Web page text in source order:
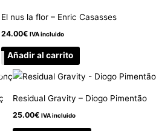
El nus la flor – Enric Casasses
24.00€ IVA incluido
Añadir al carrito
Residual Gravity – Diogo Pimentão
25.00€ IVA incluido